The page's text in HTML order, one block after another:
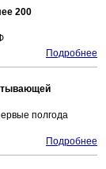
200
Подробнее
полгода
Подробнее